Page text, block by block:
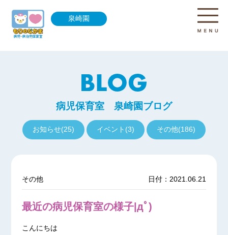
泉崎園
病児保育室 泉崎園ブログ
お知らせ(25) イベント(3) その他(186)
その他 日付：2021.06.21
最近の病児保育室の様子|дﾟ)
こんにちは